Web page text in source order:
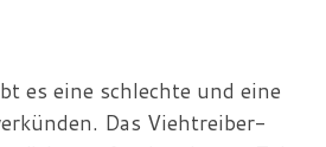
es eine schlechte und eine
Das Viehtreiber-